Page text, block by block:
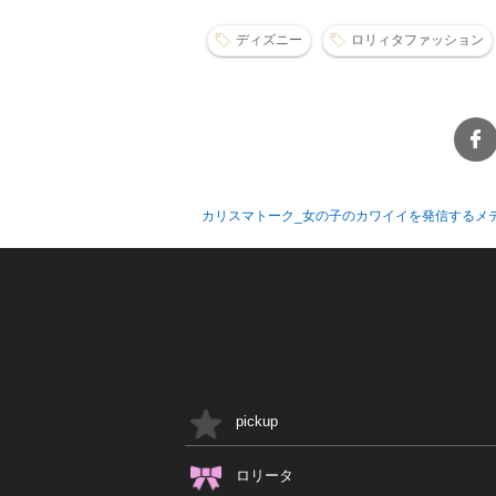
ディズニー ロリィタファッション
カリスマトーク_女の子のカワイイを発信するメ
pickup
ロリータ